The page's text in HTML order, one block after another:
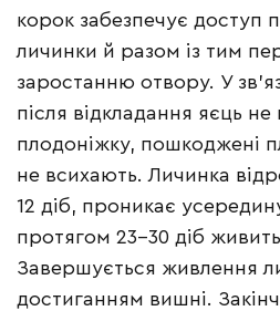
корок забезпечує доступ
личинки й разом із тим
заростанню отвору. У
після відкладання яєць не
плодоніжку, пошкоджені
не всихають. Личинка
12 діб, проникає
протягом 23–30 діб
Завершується живлення
достиганням вишні.